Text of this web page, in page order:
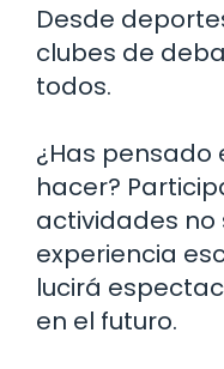
Desde
clubes de
todos.
¿Has pensado
hacer?
actividades no
experiencia
lucirá
en el futuro.